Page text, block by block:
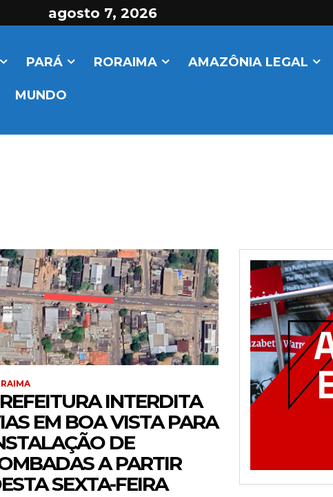
agosto 7, 2026
PARÁ RORAIMA AMAZÔNIA LEGAL
MUNDO
INTERDITA
EM BOA VISTA PARA
DE
A PARTIR
SEXTA-FEIRA